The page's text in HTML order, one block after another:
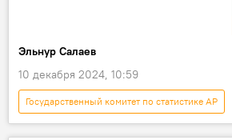
индекс потребительских цен
Доллар
Валюта
Эльнур Салаев
10 декабря 2024, 10:59
Государственный комитет по статистике АР
Инфографика
МУЛЬТИМЕДИА